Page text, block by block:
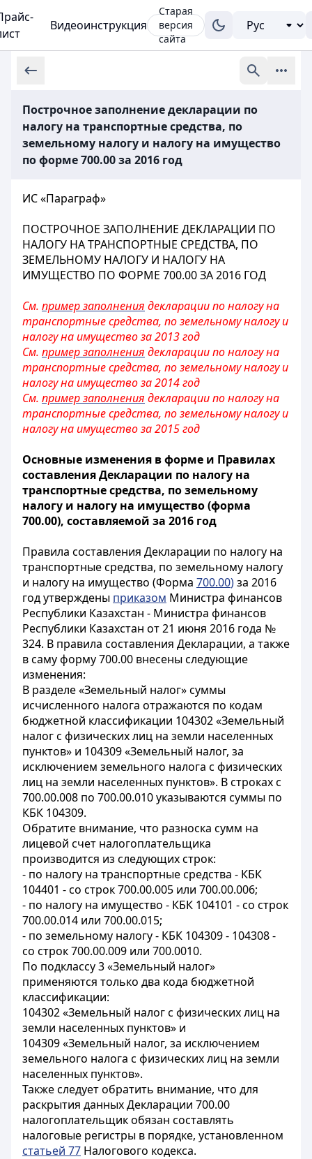
Видеоинструкция
Старая
версия
сайта
Построчное заполнение декларации по
налогу на транспортные средства, по
земельному налогу и налогу на имущество
по форме 700.00 за 2016 год
ИС «Параграф»
ПОСТРОЧНОЕ ЗАПОЛНЕНИЕ ДЕКЛАРАЦИИ ПО
НАЛОГУ НА ТРАНСПОРТНЫЕ СРЕДСТВА, ПО
ЗЕМЕЛЬНОМУ НАЛОГУ И НАЛОГУ НА
ИМУЩЕСТВО ПО ФОРМЕ 700.00 ЗА 2016 ГОД
См. пример заполнения декларации по налогу на
транспортные средства, по земельному налогу и
налогу на имущество за 2013 год
См. пример заполнения декларации по налогу на
транспортные средства, по земельному налогу и
налогу на имущество за 2014 год
См. пример заполнения декларации по налогу на
транспортные средства, по земельному налогу и
налогу на имущество за 2015 год
Основные изменения в форме и Правилах
составления Декларации по налогу на
транспортные средства, по земельному
налогу и налогу на имущество (форма
700.00), составляемой за 2016 год
Правила составления Декларации по налогу на
транспортные средства, по земельному налогу
и налогу на имущество (Форма 700.00)за 2016
год утверждены приказом Министра финансов
Республики Казахстан - Министра финансов
Республики Казахстан от 21 июня 2016 года №
324. В правила составления Декларации, а также
в саму форму 700.00 внесены следующие
изменения:
В разделе «Земельный налог» суммы
исчисленного налога отражаются по кодам
бюджетной классификации 104302 «Земельный
налог с физических лиц на земли населенных
пунктов» и 104309 «Земельный налог, за
исключением земельного налога с физических
лиц на земли населенных пунктов». В строках с
700.00.008 по 700.00.010 указываются суммы по
КБК 104309.
Обратите внимание, что разноска сумм на
лицевой счет налогоплательщика
производится из следующих строк:
- по налогу на транспортные средства - КБК
104401 - со строк 700.00.005 или 700.00.006;
- по налогу на имущество - КБК 104101 - со строк
700.00.014 или 700.00.015;
- по земельному налогу - КБК 104309 - 104308 -
со строк 700.00.009 или 700.0010.
По подклассу 3 «Земельный налог»
применяются только два кода бюджетной
классификации:
104302 «Земельный налог с физических лиц на
земли населенных пунктов» и
104309 «Земельный налог, за исключением
земельного налога с физических лиц на земли
населенных пунктов».
Также следует обратить внимание, что для
раскрытия данных Декларации 700.00
налогоплательщик обязан составлять
налоговые регистры в порядке, установленном
статьей 77 Налогового кодекса.